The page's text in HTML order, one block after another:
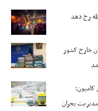
رخ دهد
خارج کشور
بحران